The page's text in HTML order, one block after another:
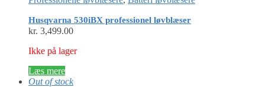
Husqvarna 530iBX professionel løvblæser
kr. 3,499.00
Ikke på lager
Læs mere
Out of stock